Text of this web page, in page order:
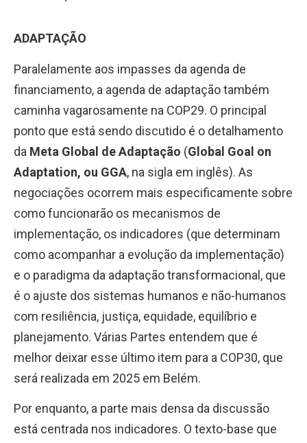
ADAPTAÇÃO
Paralelamente aos impasses da agenda de
financiamento, a agenda de adaptação também
caminha vagarosamente na COP29. O principal
ponto que está sendo discutido é o detalhamento
da Meta Global de Adaptação (Global Goal on
Adaptation, ou GGA, na sigla em inglês). As
negociações ocorrem mais especificamente sobre
como funcionarão os mecanismos de
implementação, os indicadores (que determinam
como acompanhar a evolução da implementação)
e o paradigma da adaptação transformacional, que
é o ajuste dos sistemas humanos e não-humanos
com resiliência, justiça, equidade, equilíbrio e
planejamento. Várias Partes entendem que é
melhor deixar esse último item para a COP30, que
será realizada em 2025 em Belém.
Por enquanto, a parte mais densa da discussão
está centrada nos indicadores. O texto-base que